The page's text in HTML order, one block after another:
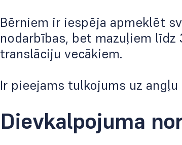
Bērniem ir iespēja apmeklēt
nodarbības, bet mazuļiem
translāciju vecākiem.
Ir pieejams tulkojums uz
Dievkalpojuma